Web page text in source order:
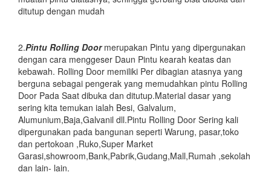
ditutup dengan mudah
2.Pintu Rolling Doormerupakan Pintu yang dipergunakan
dengan cara menggeser Daun Pintu kearah keatas dan
kebawah. Rolling Door memiliki Per dibagian atasnya yang
berguna sebagai pengerak yang memudahkan pintu Rolling
Door Pada Saat dibuka dan ditutup.Material dasar yang
sering kita temukan ialah Besi, Galvalum,
Alumunium,Baja,Galvanil dll.Pintu Rolling Door Sering kali
dipergunakan pada bangunan seperti Warung, pasar,toko
dan pertokoan ,Ruko,Super Market
Garasi,showroom,Bank,Pabrik,Gudang,Mall,Rumah ,sekolah
dan lain- lain.